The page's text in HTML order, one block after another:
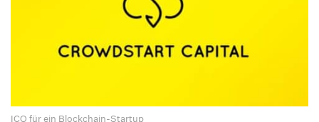
ICO für ein Blockchain-Startup